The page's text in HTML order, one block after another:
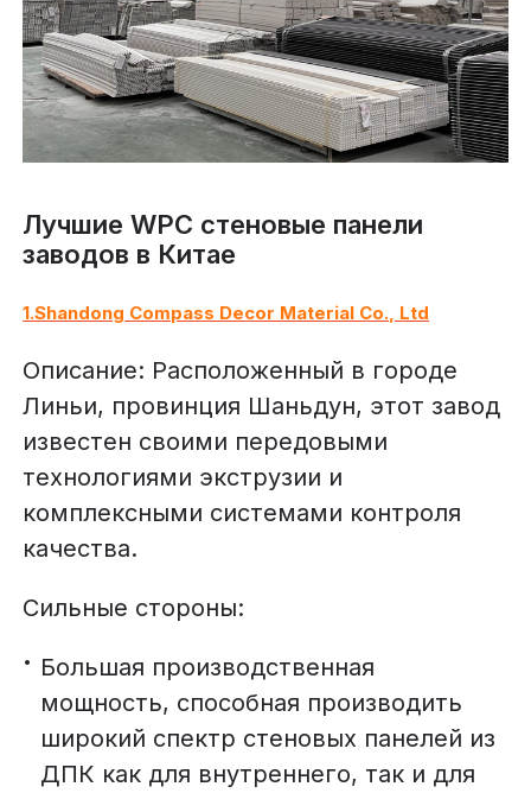
Лучшие WPC стеновые панели
заводов в Китае
1.Shandong Compass Decor Material Co., Ltd
Описание: Расположенный в городе
Линьи, провинция Шаньдун, этот завод
известен своими передовыми
технологиями экструзии и
комплексными системами контроля
качества.
Сильные стороны:
Большая производственная
мощность, способная производить
широкий спектр стеновых панелей из
ДПК как для внутреннего, так и для